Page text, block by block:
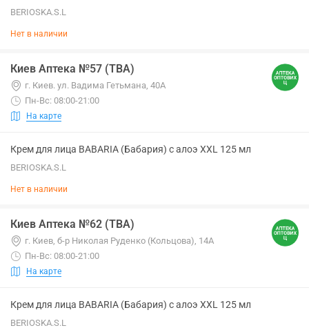
BERIOSKA.S.L
Нет в наличии
Киев Аптека №57 (ТВА)
г. Киев. ул. Вадима Гетьмана, 40А
Пн-Вс: 08:00-21:00
На карте
Крем для лица BABARIA (Бабария) с алоэ XXL 125 мл
BERIOSKA.S.L
Нет в наличии
Киев Аптека №62 (ТВА)
г. Киев, б-р Николая Руденко (Кольцова), 14А
Пн-Вс: 08:00-21:00
На карте
Крем для лица BABARIA (Бабария) с алоэ XXL 125 мл
BERIOSKA.S.L